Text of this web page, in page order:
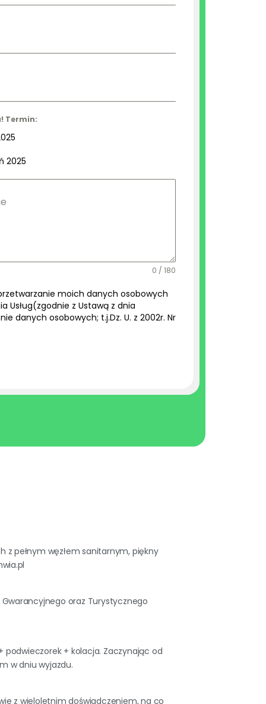
Termin:
2025
0 / 180
moich danych osobowych
Usług(zgodnie z Ustawą z dnia
danych osobowych; t.j.Dz. U. z 2002r. Nr
pełnym węzłem sanitarnym, piękny
oraz Turystycznego
podwieczorek + kolacja. Zaczynając od
w dniu wyjazdu.
z wieloletnim doświadczeniem, na co